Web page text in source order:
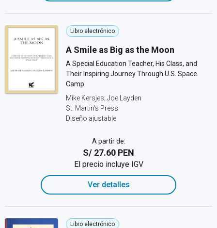
Libro electrónico
A Smile as Big as the Moon
A Special Education Teacher, His Class, and
Their Inspiring Journey Through U.S. Space
Camp
Mike Kersjes; Joe Layden
St. Martin's Press
Diseño ajustable
A partir de:
S/ 27.60 PEN
El precio incluye IGV
Ver detalles
Libro electrónico